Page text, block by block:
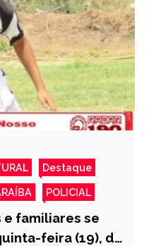
Destaque
POLICIAL
e familiares se
feira (19), do